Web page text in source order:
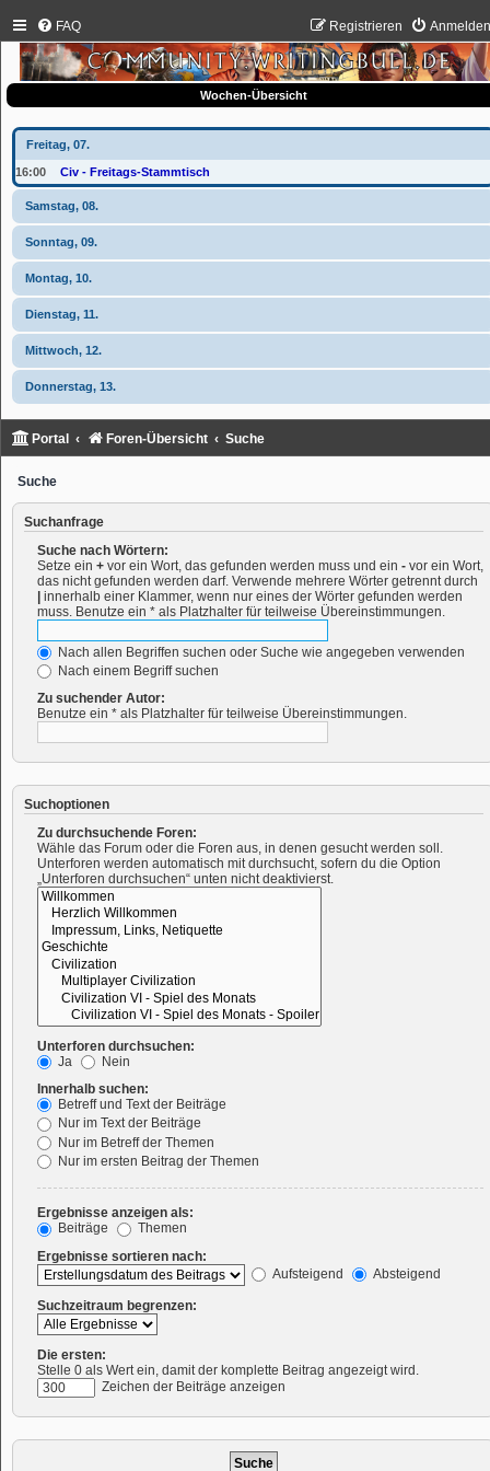
FAQ Registrieren
Wochen-Übersicht
Freitag, 07.
16:00 Civ - Freitags-Stammtisch
Samstag, 08.
Sonntag, 09.
Montag, 10.
Dienstag, 11.
Mittwoch, 12.
Donnerstag, 13.
Portal Foren-Übersicht Suche
Suche
Suchanfrage
Suche nach Wörtern:
Setze ein + vor ein Wort, das gefunden werden muss und ein - vor ein Wort,
das nicht gefunden werden darf. Verwende mehrere Wörter getrennt durch
| innerhalb einer Klammer, wenn nur eines der Wörter gefunden werden
muss. Benutze ein * als Platzhalter für teilweise Übereinstimmungen.
Nach allen Begriffen suchen oder Suche wie angegeben verwenden
Nach einem Begriff suchen
Zu suchender Autor:
Benutze ein * als Platzhalter für teilweise Übereinstimmungen.
Suchoptionen
Zu durchsuchende Foren:
Wähle das Forum oder die Foren aus, in denen gesucht werden soll.
Unterforen werden automatisch mit durchsucht, sofern du die Option
„Unterforen durchsuchen“ unten nicht deaktivierst.
Unterforen durchsuchen:
Ja
Nein
Innerhalb suchen:
Betreff und Text der Beiträge
Nur im Text der Beiträge
Nur im Betreff der Themen
Nur im ersten Beitrag der Themen
Ergebnisse anzeigen als:
Beiträge
Themen
Ergebnisse sortieren nach:
Aufsteigend
Absteigend
Suchzeitraum begrenzen:
Die ersten:
Stelle 0 als Wert ein, damit der komplette Beitrag angezeigt wird.
Zeichen der Beiträge anzeigen